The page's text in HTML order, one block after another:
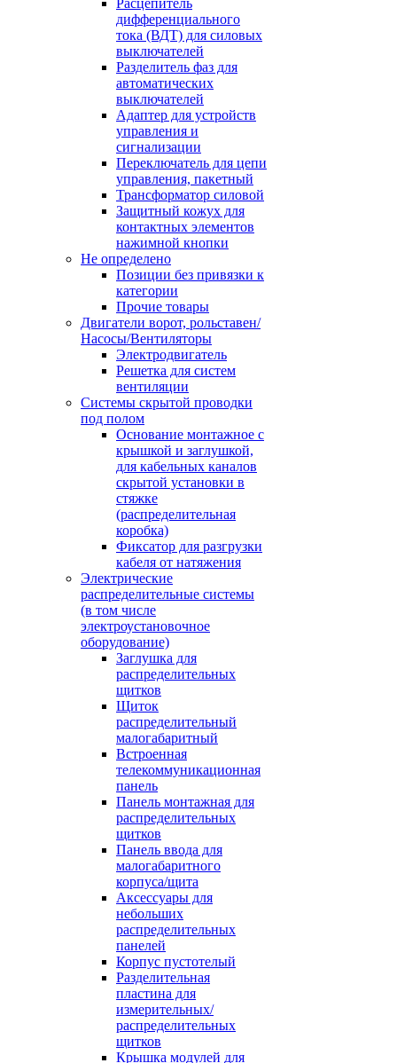
Расцепитель
дифференциального
тока (ВДТ) для силовых
выключателей
Разделитель фаз для
автоматических
выключателей
Адаптер для устройств
управления и
сигнализации
Переключатель для цепи
управления, пакетный
Трансформатор силовой
Защитный кожух для
контактных элементов
нажимной кнопки
Не определено
Позиции без привязки к
категории
Прочие товары
Двигатели ворот, рольставен/
Насосы/Вентиляторы
Электродвигатель
Решетка для систем
вентиляции
Системы скрытой проводки
под полом
Основание монтажное с
крышкой и заглушкой,
для кабельных каналов
скрытой установки в
стяжке
(распределительная
коробка)
Фиксатор для разгрузки
кабеля от натяжения
Электрические
распределительные системы
(в том числе
электроустановочное
оборудование)
Заглушка для
распределительных
щитков
Щиток
распределительный
малогабаритный
Встроенная
телекоммуникационная
панель
Панель монтажная для
распределительных
щитков
Панель ввода для
малогабаритного
корпуса/щита
Аксессуары для
небольших
распределительных
панелей
Корпус пустотелый
Разделительная
пластина для
измерительных/
распределительных
щитков
Крышка модулей для